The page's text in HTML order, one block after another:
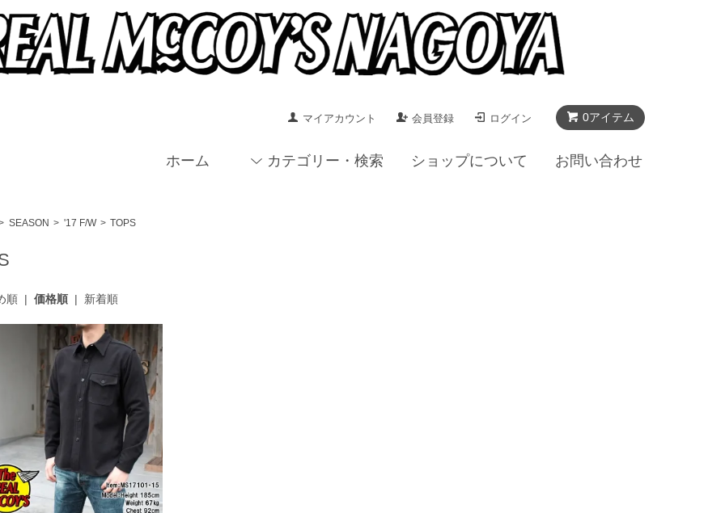
0アイテム
マイアカウント 会員登録 ログイン
ホーム カテゴリー・検索 ショップについて お問い合わせ
SEASON > '17 F/W > TOPS
順| 価格順| 新着順